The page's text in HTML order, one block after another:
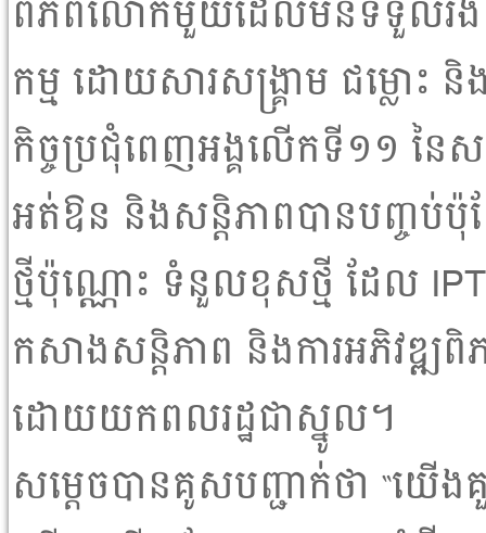
ពិភពលោកមួយដែលមិនទទួលរង
កម្ម ដោយសារសង្គ្រាម ជម្លោះ
កិច្ចប្រជុំពេញអង្គលើកទី១១ នៃស
អត់ឱន និងសន្តិភាពបានបញ្ចប់ប៉ុន្ត
ថ្មីប៉ុណ្ណោះ ទំនួលខុសថ្មី ដែល
កសាងសន្តិភាព និងការអភិវឌ្
ដោយយកពលរដ្ឋជាស្នូល។
សម្តេចបានគូសបញ្ជាក់ថា “យើងគួ